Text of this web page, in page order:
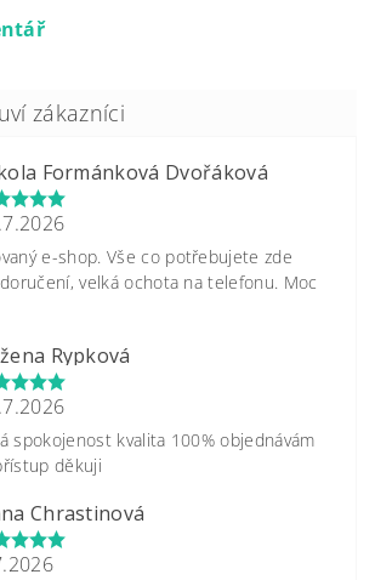
Formánková Dvořáková
e-shop. Vše co potřebujete zde
velká ochota na telefonu. Moc
Rypková
spokojenost kvalita 100% objednávám
děkuji
Chrastinová